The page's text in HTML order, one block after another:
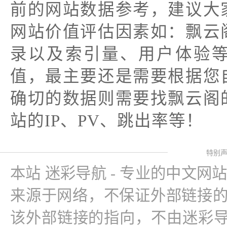
前的网站数据参考，建议
网站价值评估因素如：飘
录以及索引量、用户体验
值，最主要还是需要根据
确切的数据则需要找飘云
站的IP、PV、跳出率等！
特别
本站 迷彩导航 - 专业的中文网
来源于网络，不保证外部链接
该外部链接的指向，不由迷彩